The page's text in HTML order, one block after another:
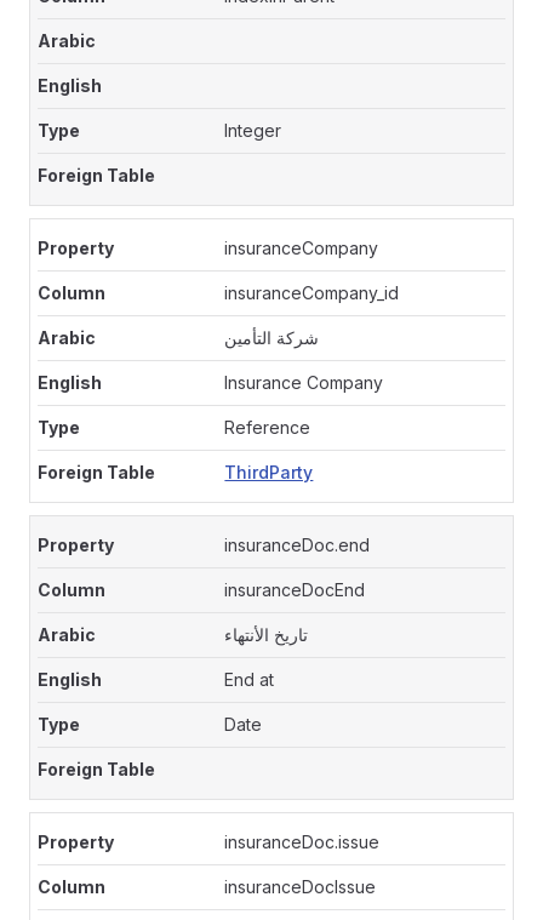
Integer
insuranceCompany
insuranceCompany_id
شركة التأمين
Insurance Company
Reference
ThirdParty
insuranceDoc.end
insuranceDocEnd
تاريخ الأنتهاء
End at
Date
insuranceDoc.issue
insuranceDocIssue